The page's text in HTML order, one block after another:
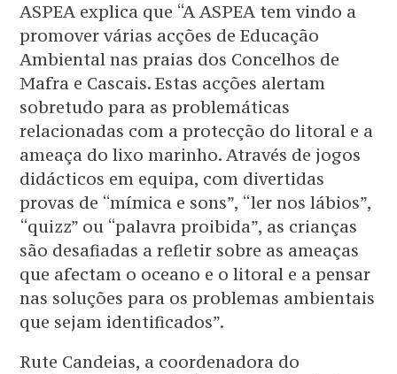
ASPEA explica que “A ASPEA tem vindo a
promover várias acções de Educação
Ambiental nas praias dos Concelhos de
Mafra e Cascais. Estas acções alertam
sobretudo para as problemáticas
relacionadas com a protecção do litoral e a
ameaça do lixo marinho. Através de jogos
didácticos em equipa, com divertidas
provas de “mímica e sons”, “ler nos lábios”,
“quizz” ou “palavra proibida”, as crianças
são desafiadas a refletir sobre as ameaças
que afectam o oceano e o litoral e a pensar
nas soluções para os problemas ambientais
que sejam identificados”.
Rute Candeias, a coordenadora do